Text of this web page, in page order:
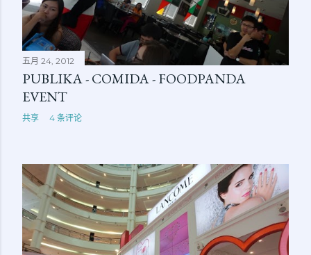
五月 24, 2012
PUBLIKA - COMIDA - FOODPANDA
EVENT
共享 4 条评论